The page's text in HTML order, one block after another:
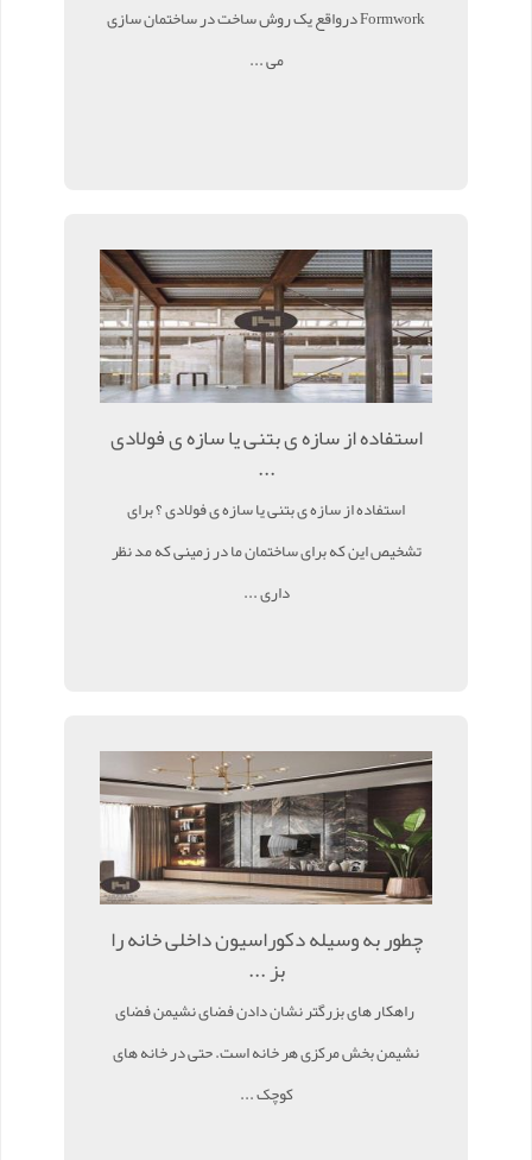
Formwork درواقع یک روش ساخت در ساختمان سازی
می ...
استفاده از سازه ی بتنی یا سازه ی فولادی
...
استفاده از سازه ی بتنی یا سازه ی فولادی ؟ برای
تشخیص این که برای ساختمان ما در زمینی که مد نظر
داری ...
چطور به وسیله دکوراسیون داخلی خانه را
بز ...
راهکار های بزرگتر نشان دادن فضای نشیمن فضای
نشیمن بخش مرکزی هر خانه است. حتی در خانه های
کوچک ...